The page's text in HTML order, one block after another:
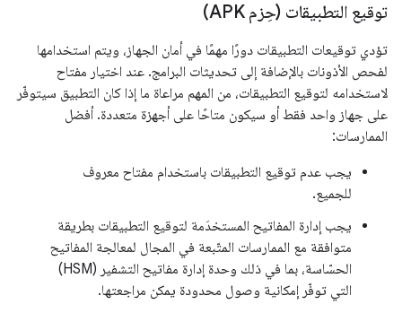
توقيع التطبيقات (حِزم APK)
تؤدي توقيعات التطبيقات دورًا مهمًا في أمان الجهاز، ويتم استخدامها
لفحص الأذونات بالإضافة إلى تحديثات البرامج. عند اختيار مفتاح
لاستخدامه لتوقيع التطبيقات، من المهم مراعاة ما إذا كان التطبيق سيتوفّر
على جهاز واحد فقط أو سيكون متاحًا على أجهزة متعددة. أفضل
الممارسات:
يجب عدم توقيع التطبيقات باستخدام مفتاح معروف
للجميع.
يجب إدارة المفاتيح المستخدَمة لتوقيع التطبيقات بطريقة
متوافقة مع الممارسات المتّبعة في المجال لمعالجة المفاتيح
الحسّاسة، بما في ذلك وحدة إدارة مفاتيح التشفير (HSM)
التي توفّر إمكانية وصول محدودة يمكن مراجعتها.